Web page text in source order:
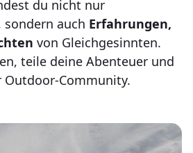
du nicht nur
sondern auch Erfahrungen,
von Gleichgesinnten.
teile deine Abenteuer und
Outdoor-Community.